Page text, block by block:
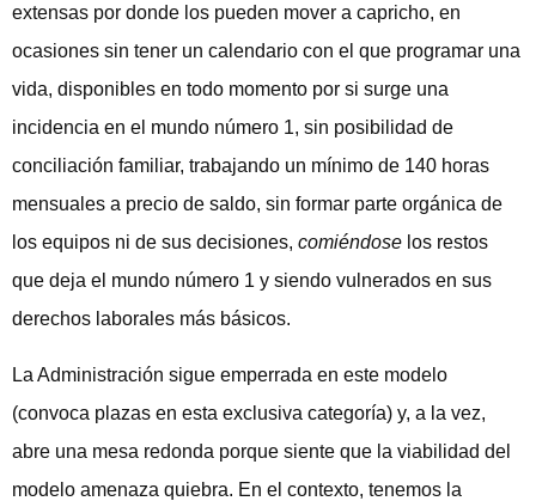
extensas por donde los pueden mover a capricho, en
ocasiones sin tener un calendario con el que programar una
vida, disponibles en todo momento por si surge una
incidencia en el mundo número 1, sin posibilidad de
conciliación familiar, trabajando un mínimo de 140 horas
mensuales a precio de saldo, sin formar parte orgánica de
los equipos ni de sus decisiones, comiéndose los restos
que deja el mundo número 1 y siendo vulnerados en sus
derechos laborales más básicos.
La Administración sigue emperrada en este modelo
(convoca plazas en esta exclusiva categoría) y, a la vez,
abre una mesa redonda porque siente que la viabilidad del
modelo amenaza quiebra. En el contexto, tenemos la